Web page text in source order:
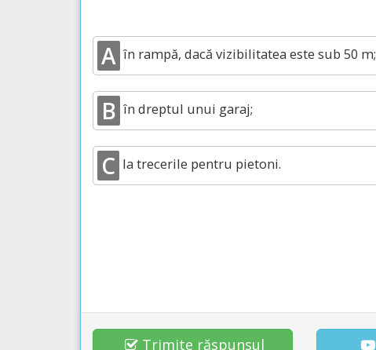
A în rampă, dacă vizibilitatea este sub 50 m;
B în dreptul unui garaj;
C la trecerile pentru pietoni.
Trimite răspunsul